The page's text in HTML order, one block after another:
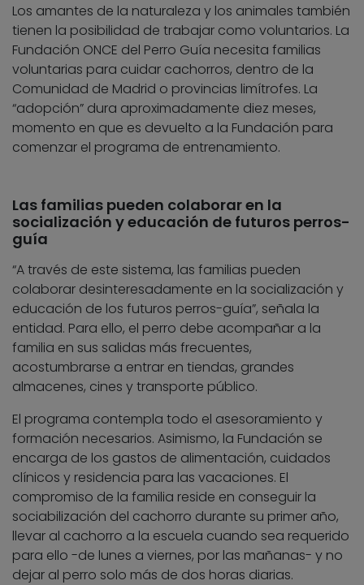
Los amantes de la naturaleza y los animales también
tienen la posibilidad de trabajar como voluntarios. La
Fundación ONCE del Perro Guía necesita familias
voluntarias para cuidar cachorros, dentro de la
Comunidad de Madrid o provincias limítrofes. La
“adopción” dura aproximadamente diez meses,
momento en que es devuelto a la Fundación para
comenzar el programa de entrenamiento.
Las familias pueden colaborar en la
socialización y educación de futuros perros-
guía
“A través de este sistema, las familias pueden
colaborar desinteresadamente en la socialización y
educación de los futuros perros-guía”, señala la
entidad. Para ello, el perro debe acompañar a la
familia en sus salidas más frecuentes,
acostumbrarse a entrar en tiendas, grandes
almacenes, cines y transporte público.
El programa contempla todo el asesoramiento y
formación necesarios. Asimismo, la Fundación se
encarga de los gastos de alimentación, cuidados
clínicos y residencia para las vacaciones. El
compromiso de la familia reside en conseguir la
sociabilización del cachorro durante su primer año,
llevar al cachorro a la escuela cuando sea requerido
para ello -de lunes a viernes, por las mañanas- y no
dejar al perro solo más de dos horas diarias.